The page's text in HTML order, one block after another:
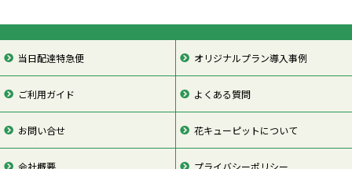
当日配達特急便 オリジナルプラン導入事例
ご利用ガイド よくある質問
お問い合せ 花キューピットについて